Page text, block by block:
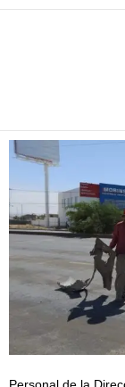
Personal de la